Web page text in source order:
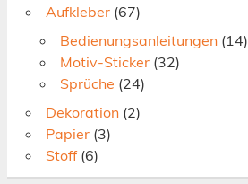
Aufkleber (67)
Bedienungsanleitungen (14)
Motiv-Sticker (32)
Sprüche (24)
Dekoration (2)
Papier (3)
Stoff (6)